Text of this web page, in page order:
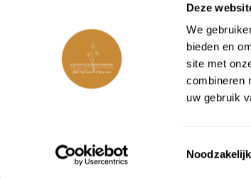
Deze
We
bieden en
site met
combineren
uw gebruik
Noodzakelijk
© 2025 Koetshuys
Duurzaam ontwikkeld door
©2026 Koetshuys | Duurzaam ontwikkeld door